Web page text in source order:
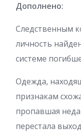
Дополнено:
Следственным
личность
системе
Одежда,
признакам
пропавшая
перестала